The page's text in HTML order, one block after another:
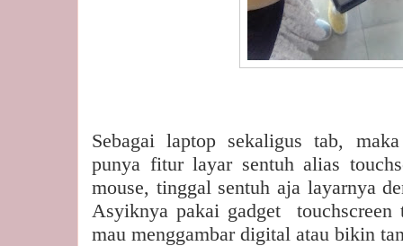
Sebagai laptop sekaligus tab,
punya fitur layar sentuh alias
mouse, tinggal sentuh aja layarnya
Asyiknya pakai gadget
touchscreen
mau menggambar digital atau bikin